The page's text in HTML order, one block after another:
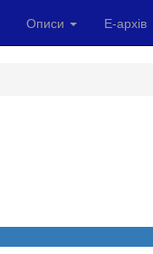
Описи Е-архів